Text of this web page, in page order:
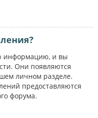
информацию, и вы
Они появляются
личном разделе.
предоставляются
форума.